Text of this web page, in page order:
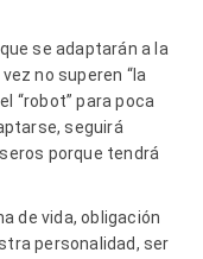
se adaptarán a la
no superen “la
“robot” para poca
seguirá
porque tendrá
de vida, obligación
personalidad, ser